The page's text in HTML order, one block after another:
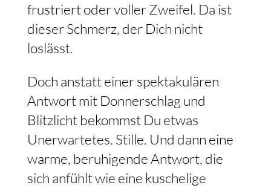
frustriert oder voller Zweifel. Da ist
dieser Schmerz, der Dich nicht
loslässt.
Doch anstatt einer spektakulären
Antwort mit Donnerschlag und
Blitzlicht bekommst Du etwas
Unerwartetes. Stille. Und dann eine
warme, beruhigende Antwort, die
sich anfühlt wie eine kuschelige